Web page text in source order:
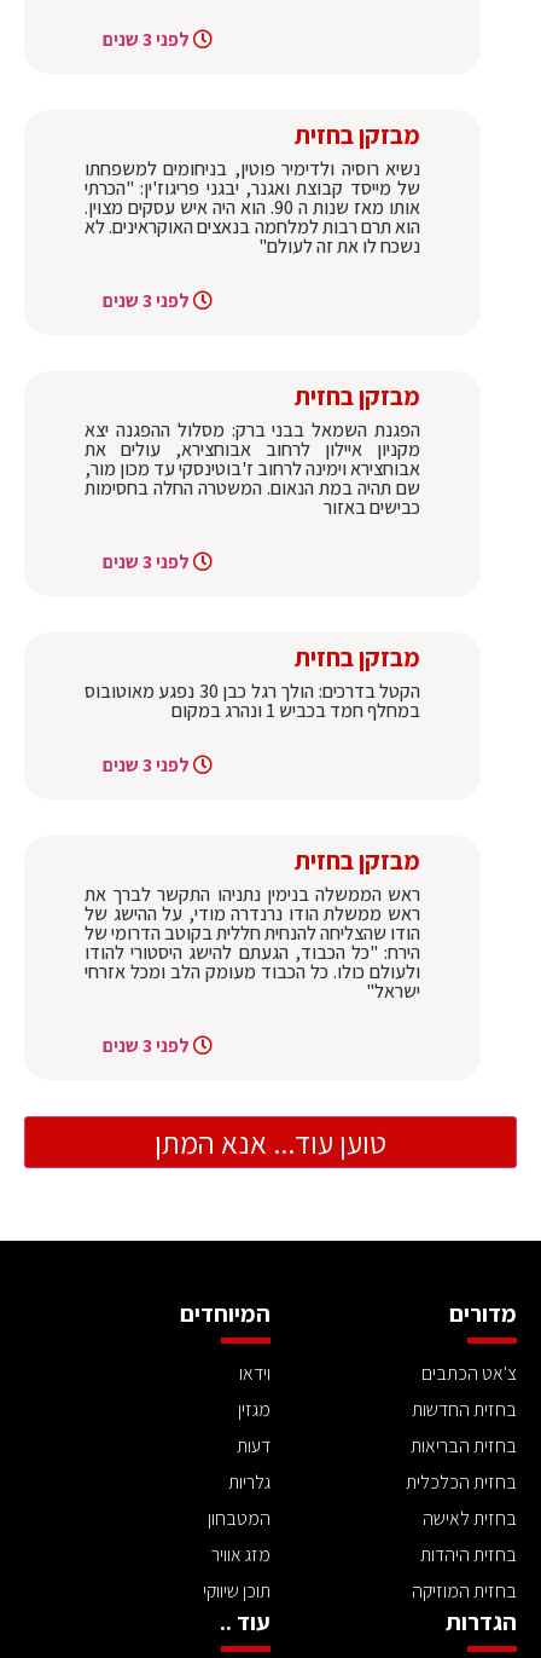
לפני 3 שנים
מבזקן בחזית
נשיא רוסיה ולדימיר פוטין, בניחומים למשפחתו
של מייסד קבוצת ואגנר, יבגני פריגוז'ין: "הכרתי
אותו מאז שנות ה 90. הוא היה איש עסקים מצוין.
הוא תרם רבות למלחמה בנאצים האוקראינים. לא
נשכח לו את זה לעולם"
לפני 3 שנים
מבזקן בחזית
הפגנת השמאל בבני ברק: מסלול ההפגנה יצא
מקניון איילון לרחוב אבוחצירא, עולים את
אבוחצירא וימינה לרחוב ז'בוטינסקי עד מכון מור,
שם תהיה במת הנאום. המשטרה החלה בחסימות
כבישים באזור
לפני 3 שנים
מבזקן בחזית
הקטל בדרכים: הולך רגל כבן 30 נפגע מאוטובוס
במחלף חמד בכביש 1 ונהרג במקום
לפני 3 שנים
מבזקן בחזית
ראש הממשלה בנימין נתניהו התקשר לברך את
ראש ממשלת הודו נרנדרה מודי, על ההישג של
הודו שהצליחה להנחית חללית בקוטב הדרומי של
הירח: "כל הכבוד, הגעתם להישג היסטורי להודו
ולעולם כולו. כל הכבוד מעומק הלב ומכל אזרחי
ישראל"
לפני 3 שנים
טוען עוד... אנא המתן
מדורים
צ'אט הכתבים
בחזית החדשות
בחזית הבריאות
בחזית הכלכלית
בחזית לאישה
בחזית היהדות
בחזית המוזיקה
המיוחדים
וידאו
מגזין
דעות
גלריות
המטבחון
מזג אוויר
תוכן שיווקי
הגדרות עוד ..